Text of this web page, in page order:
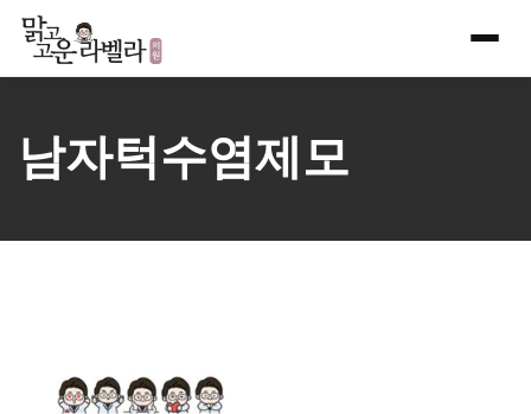
Skip
content
남자턱수염제모